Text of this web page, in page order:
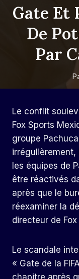
Gate Et
De
Par
Le conflit
Fox Sports
groupe
les équipes de
être réactivés
après que le
réexaminer la
directeur de
Le scandale
« Gate de la